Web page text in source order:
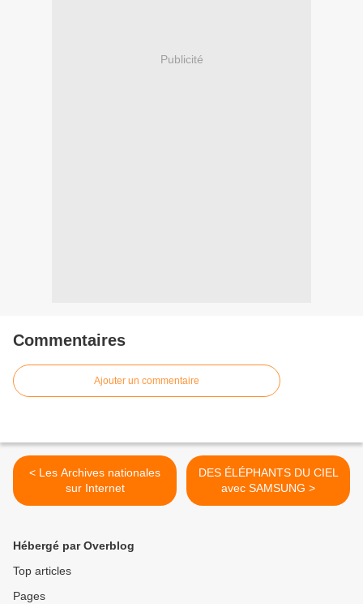
Publicité
Commentaires
Ajouter un commentaire
< Les Archives nationales
sur Internet
DES ÉLÉPHANTS DU CIEL
avec SAMSUNG >
Hébergé par Overblog
Top articles
Pages